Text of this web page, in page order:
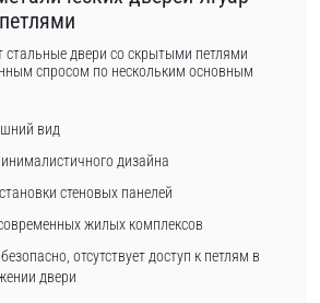
двери со скрытыми петлями
спросом по нескольким основным
вид
дизайна
стеновых панелей
жилых комплексов
отсутствует доступ к петлям в
двери